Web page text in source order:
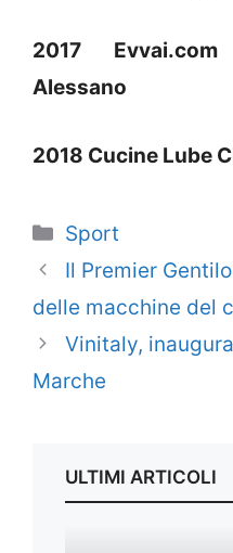
2017
Alessano
2018 Cucine Lube
Categorie
Sport
Il Premier
delle macchine del
Vinitaly,
Marche
ULTIMI ARTICOLI